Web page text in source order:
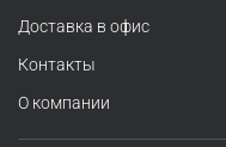
Доставка в офис
Контакты
О компании